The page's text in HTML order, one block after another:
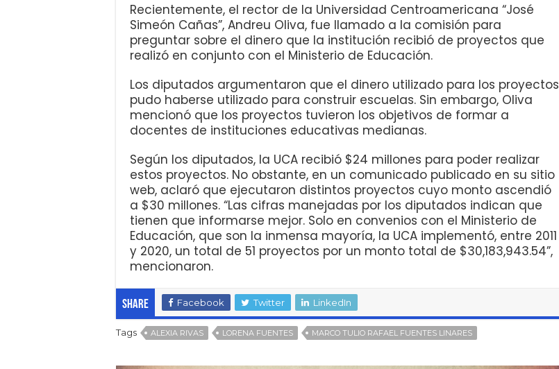
Recientemente, el rector de la Universidad Centroamericana “José
Simeón Cañas”, Andreu Oliva, fue llamado a la comisión para
preguntar sobre el dinero que la institución recibió de proyectos que
realizó en conjunto con el Ministerio de Educación.
Los diputados argumentaron que el dinero utilizado para los proyectos
pudo haberse utilizado para construir escuelas. Sin embargo, Oliva
mencionó que los proyectos tuvieron los objetivos de formar a
docentes de instituciones educativas medianas.
Según los diputados, la UCA recibió $24 millones para poder realizar
estos proyectos. No obstante, en un comunicado publicado en su sitio
web, aclaró que ejecutaron distintos proyectos cuyo monto ascendió
a $30 millones. “Las cifras manejadas por los diputados indican que
tienen que informarse mejor. Solo en convenios con el Ministerio de
Educación, que son la inmensa mayoría, la UCA implementó, entre 2011
y 2020, un total de 51 proyectos por un monto total de $30,183,943.54”,
mencionaron.
Share Facebook Twitter LinkedIn
Tags ALEXIA RIVAS LORENA FUENTES MARCO TULIO RAFAEL FUENTES LINARES